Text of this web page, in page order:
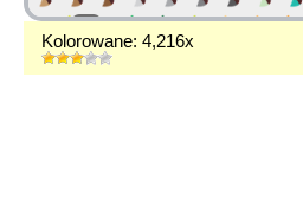
Kolorowane: 4,216x